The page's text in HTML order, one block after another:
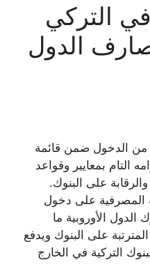
التركي
الدول
الدخول ضمن قائمة
التام بمعايير وقواعد
على البنوك.
المصرفية على دخول
الدول الأوروبية ما
على البنوك ويدفع
التركية في الخارج